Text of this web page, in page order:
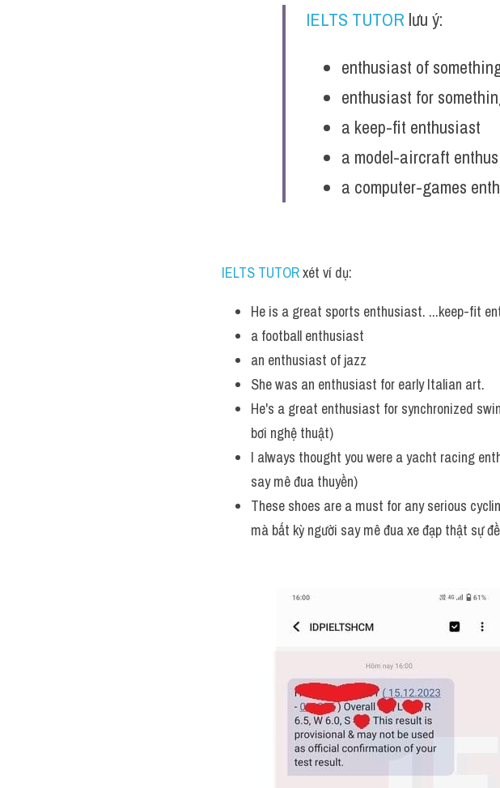
IELTS TUTOR lưu ý:
enthusiast of
enthusiast for
a keep-fit enthusiast
a model-aircraft
a computer-games
IELTS TUTOR xét ví dụ:
He is a great sports enthusiast. ...keep-fit
a football enthusiast
an enthusiast of jazz
She was an enthusiast for early Italian art.
He's a great enthusiast for synchronized
bơi nghệ thuật)
I always thought you were a yacht racing
say mê đua thuyền)
These shoes are a must for any serious
mà bất kỳ người say mê đua xe đạp thật sự